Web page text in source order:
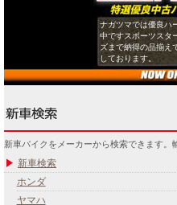
ナガツマでは優良ハ
中ですスポーツスタ
ズまで納得の品揃え
しております。
新車バイクをメーカーから検索できます。
新車検索
ホンダ
ヤマハ